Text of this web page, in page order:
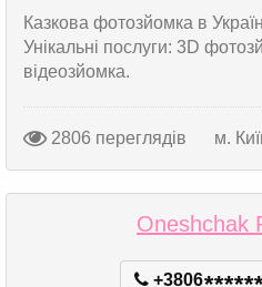
Казкова фотозйомка в
Унікальні послуги: 3D
відеозйомка.
2806 переглядів м.
Oneshchak
+3806